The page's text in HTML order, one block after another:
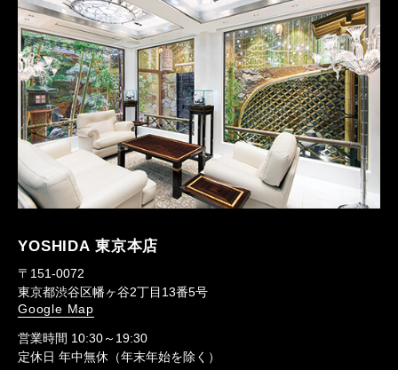
YOSHIDA 東京本店
〒151-0072
東京都渋谷区幡ヶ谷2丁目13番5号
Google Map
営業時間 10:30～19:30
定休日 年中無休（年末年始を除く）